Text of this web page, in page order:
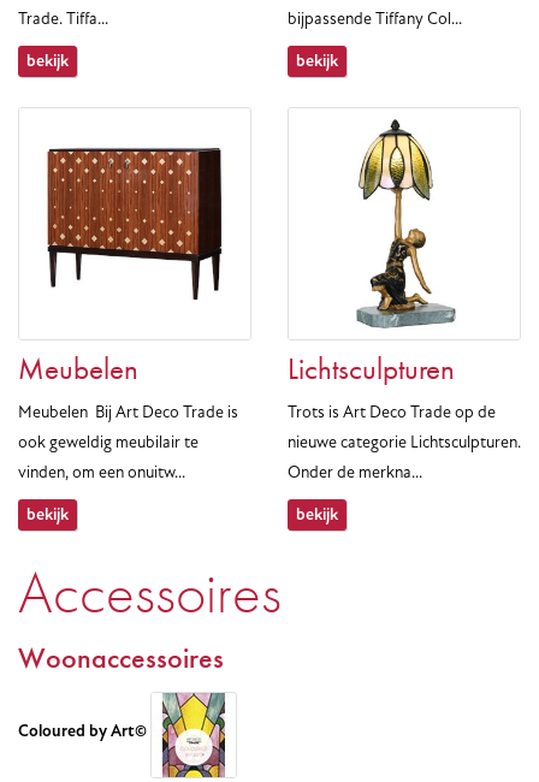
Trade. Tiffa...
bekijk
bijpassende Tiffany Col...
bekijk
Meubelen
Meubelen Bij Art Deco Trade is
ook geweldig meubilair te
vinden, om een onuitw...
bekijk
Lichtsculpturen
Trots is Art Deco Trade op de
nieuwe categorie Lichtsculpturen.
Onder de merkna...
bekijk
Accessoires
Woonaccessoires
Coloured by Art©